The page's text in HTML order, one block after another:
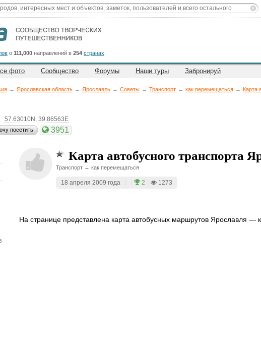
о 111,000 направлений в 254 странах
фото Сообщество Форумы Наши туры Забронируй
→ Ярославская область → Ярославль → Советы → Транспорт → как перемещаться → Карта
57.63010N, 39.86563E
посетить 3951
Карта автобусного транспорта
Транспорт → как перемещаться
18 апреля 2009 года 2 1273
На странице представлена карта автобусных маршрутов Ярославля —